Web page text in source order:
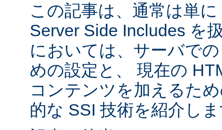
この記事は、通常は単
Server Side Includes を
においては、サーバで
めの設定と、 現在の
コンテンツを加えるた
的な SSI 技術を紹介し